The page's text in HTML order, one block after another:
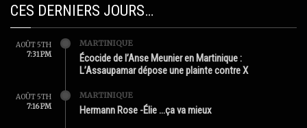
CES DERNIERS JOURS…
AOÛT 5TH
7:31 PM
MARTINIQUE
Écocide de l’Anse Meunier en Martinique :
L’Assaupamar dépose une plainte contre X
AOÛT 5TH
7:16 PM
MARTINIQUE
Hermann Rose -Élie …ça va mieux